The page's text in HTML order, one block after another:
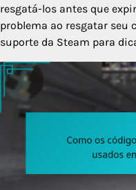
resgatá-los antes que
problema ao resgatar seu
suporte da Steam para